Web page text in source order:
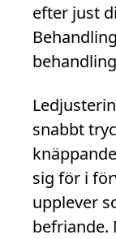
efter just
snabbt
sig för i
upplever
befriande.